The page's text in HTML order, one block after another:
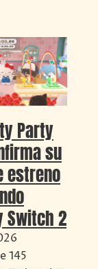
Party
su
estreno
Switch 2
145